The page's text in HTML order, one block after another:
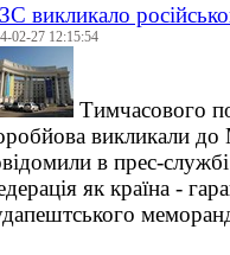
викликало
02-27 12:15:54
Тимчасового
викликали
в прес-
як країна -